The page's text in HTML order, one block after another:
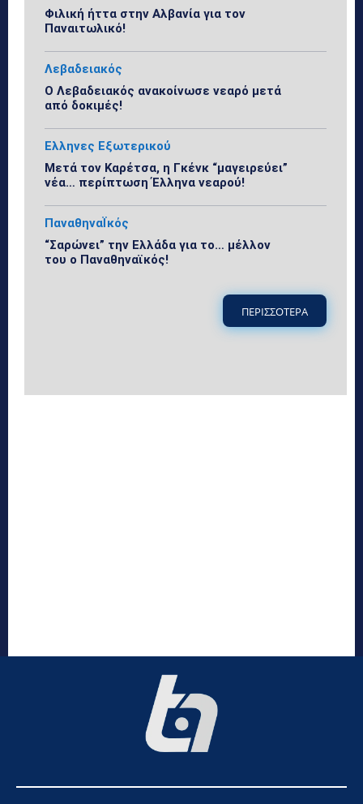
Φιλική ήττα στην Αλβανία για τον
Παναιτωλικό!
Λεβαδειακός
Ο Λεβαδειακός ανακοίνωσε νεαρό μετά
από δοκιμές!
Ελληνες Εξωτερικού
Μετά τον Καρέτσα, η Γκένκ “μαγειρεύει”
νέα… περίπτωση Έλληνα νεαρού!
ΠαναθηναΪκός
“Σαρώνει” την Ελλάδα για το… μέλλον
του ο Παναθηναϊκός!
ΠΕΡΙΣΣΟΤΕΡΑ